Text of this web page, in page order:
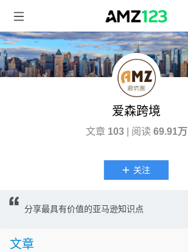
爱森跨境
文章 103| 阅读 69.91万
关注
分享最具有价值的亚马逊知识点
文章